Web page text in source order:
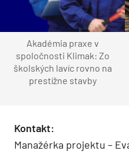
Akadémia praxe v
spoločnosti Klimak: Zo
školských lavíc rovno na
prestížne stavby
Kontakt:
Manažérka projektu –